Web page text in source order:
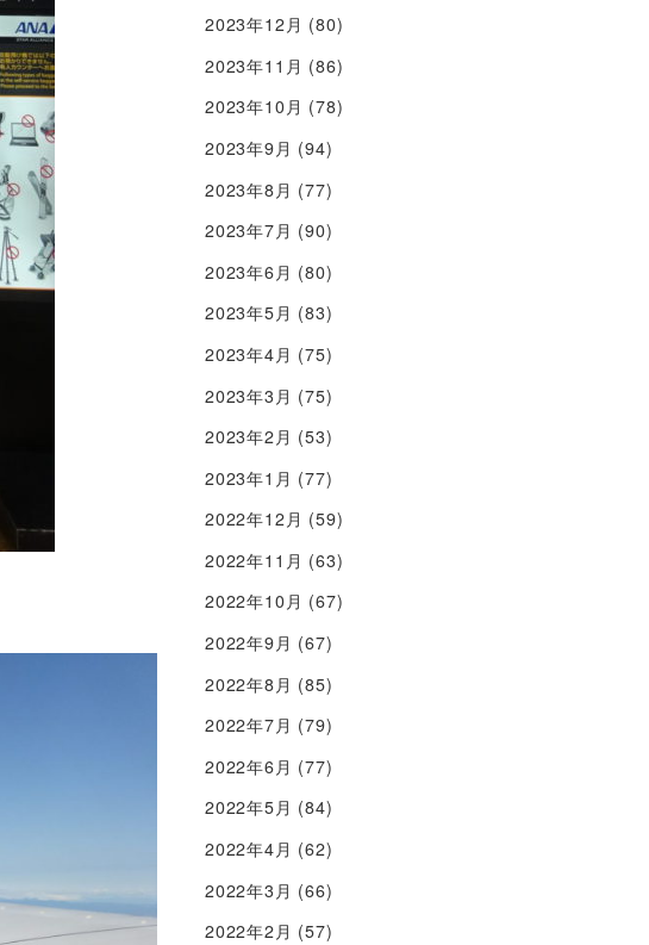
2023年12月 (80)
2023年11月 (86)
2023年10月 (78)
2023年9月 (94)
2023年8月 (77)
2023年7月 (90)
2023年6月 (80)
2023年5月 (83)
2023年4月 (75)
2023年3月 (75)
2023年2月 (53)
2023年1月 (77)
2022年12月 (59)
2022年11月 (63)
2022年10月 (67)
2022年9月 (67)
2022年8月 (85)
2022年7月 (79)
2022年6月 (77)
2022年5月 (84)
2022年4月 (62)
2022年3月 (66)
2022年2月 (57)